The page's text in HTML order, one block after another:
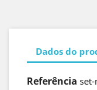
Dados do
Referência